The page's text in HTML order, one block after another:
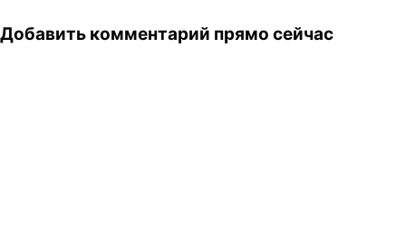
Добавить комментарий прямо сейчас